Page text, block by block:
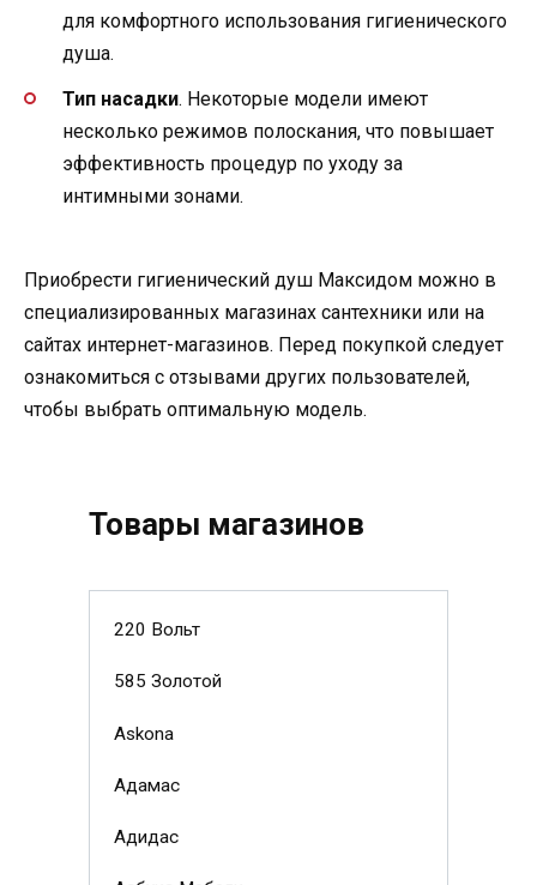
для комфортного использования гигиенического
душа.
Тип насадки. Некоторые модели имеют
несколько режимов полоскания, что повышает
эффективность процедур по уходу за
интимными зонами.
Приобрести гигиенический душ Максидом можно в
специализированных магазинах сантехники или на
сайтах интернет-магазинов. Перед покупкой следует
ознакомиться с отзывами других пользователей,
чтобы выбрать оптимальную модель.
Товары магазинов
220 Вольт
585 Золотой
Askona
Адамас
Адидас